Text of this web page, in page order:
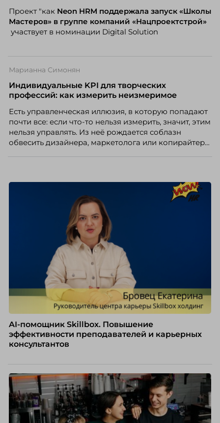
Проект "как Neon HRM поддержала запуск «Школы
Мастеров» в группе компаний «Нацпроектстрой»
участвует в номинации Digital Solution
Марианна Симонян
Индивидуальные KPI для творческих
профессий: как измерить неизмеримое
Есть управленческая иллюзия, в которую попадают
почти все: если что-то нельзя измерить, значит, этим
нельзя управлять. Из неё рождается соблазн
обвесить дизайнера, маркетолога или копирайтера
а движение. А творческая работа — это тот редкий
случай, где движение и результат могут не
совпадать вовсе.
AI-помощник Skillbox. Повышение
эффективности преподавателей и карьерных
консультантов